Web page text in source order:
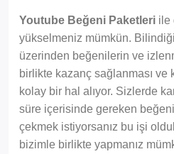
Youtube Beğeni Paketleri ile
yükselmeniz mümkün.
üzerinden beğenilerin ve
birlikte kazanç sağlanması ve
kolay bir hal alıyor. Sizlerde
süre içerisinde gereken
çekmek istiyorsanız bu işi
bizimle birlikte yapmanız